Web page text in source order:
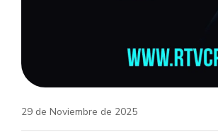
29 de Noviembre de 2025